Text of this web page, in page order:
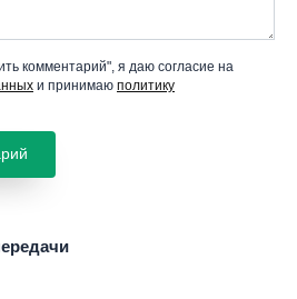
комментарий", я даю согласие на
и принимаю политику